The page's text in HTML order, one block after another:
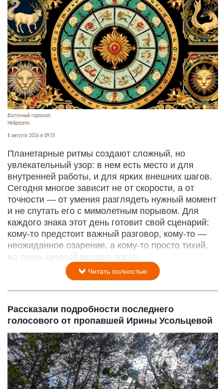
Восточный гороскоп.
Нейросети
8 августа 2026 в 09:35
Планетарные ритмы создают сложный, но
увлекательный узор: в нем есть место и для
внутренней работы, и для ярких внешних шагов.
Сегодня многое зависит не от скорости, а от
точности — от умения разглядеть нужный момент
и не спутать его с мимолетным порывом. Для
каждого знака этот день готовит свой сценарий:
кому‑то предстоит важный разговор, кому‑то —
неожиданное озарение, а кому‑то просто тихий,
но очень ценный момент покоя.
Читать полностью
Рассказали подробности последнего
голосового от пропавшей Ирины Усольцевой